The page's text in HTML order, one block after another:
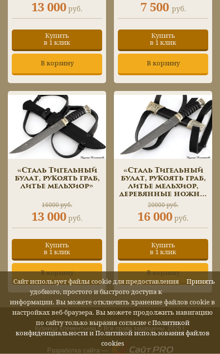
13 000 руб.
Купить
в 1 клик
В корзину
7 500 руб.
Купить
в 1 клик
В корзину
«Сталь Тигельный
булат, рукоять граб,
литье мельхиор»
13 000 руб.
16000 руб.
Купить
в 1 клик
В корзину
«Сталь Тигельный
булат, рукоять граб,
литье мельхиор,
деревянные ножны
граб»
16 000 руб.
20000 руб.
Купить
в 1 клик
В корзину
Кузница Клементьева © Все права защищены, 2026 г.
Карта сайта Политика конфиденциальности
Разработка сайта —
Принять
Сайт использует файлы cookie для предоставления
удобного, простого и быстрого доступа к
информации. Вы можете отключить хранение файлов cookie в
настройках веб-браузера. Вы можете продолжить навигацию
по сайту только выразив согласие с Политикой
конфиденциальностии Политикой использования файлов
cookies